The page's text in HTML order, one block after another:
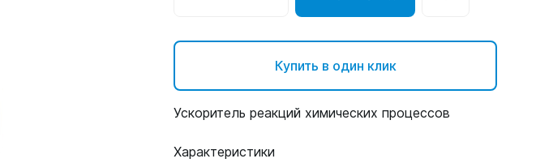
Купить в один клик
Ускоритель реакций химических процессов
Характеристики